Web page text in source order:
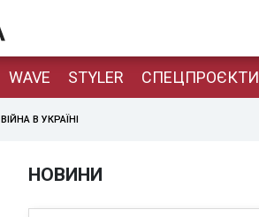
WAVE STYLER СПЕЦПРОЄКТИ
ВІЙНА В УКРАЇНІ
НОВИНИ